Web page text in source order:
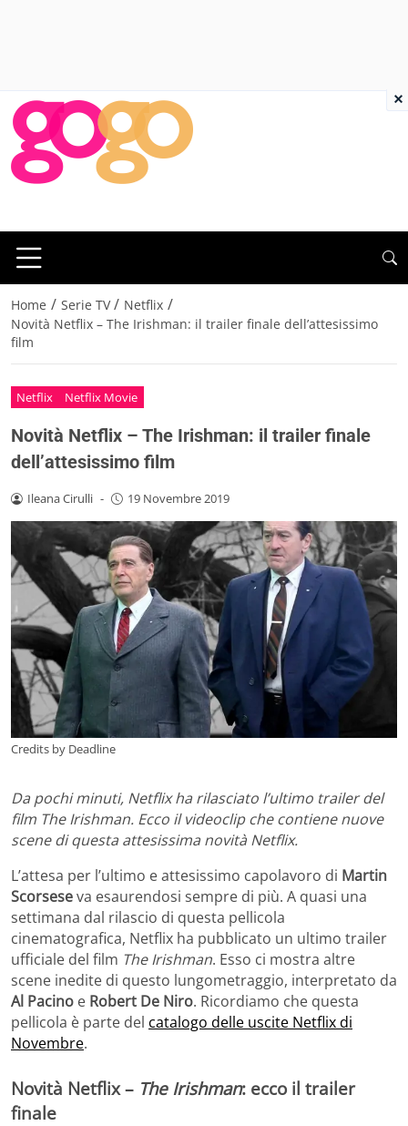
Home / Serie TV / Netflix /
Novità Netflix – The Irishman: il trailer finale dell’attesissimo
film
Netflix Netflix Movie
Novità Netflix – The Irishman: il trailer finale
dell’attesissimo film
Ileana Cirulli - 19 Novembre 2019
Credits by Deadline
Da pochi minuti, Netflix ha rilasciato l’ultimo trailer del
film The Irishman. Ecco il videoclip che contiene nuove
scene di questa attesissima novità Netflix.
L’attesa per l’ultimo e attesissimo capolavoro di Martin
Scorseseva esaurendosi sempre di più. A quasi una
settimana dal rilascio di questa pellicola
cinematografica, Netflix ha pubblicato un ultimo trailer
ufficiale del film The Irishman. Esso ci mostra altre
scene inedite di questo lungometraggio, interpretato da
Al Pacino e Robert De Niro. Ricordiamo che questa
pellicola è parte del catalogo delle uscite Netflix di
Novembre.
Novità Netflix – The Irishman: ecco il trailer
finale
×